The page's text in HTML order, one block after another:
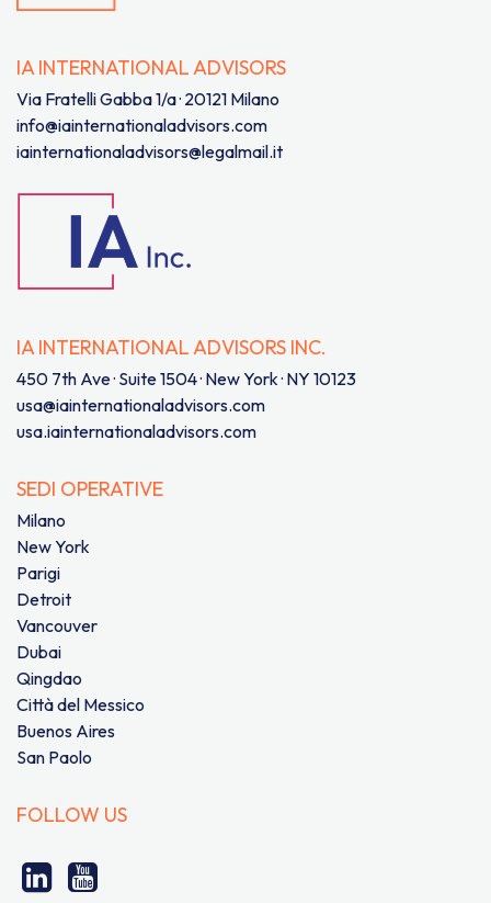
IA INTERNATIONAL ADVISORS
Via Fratelli Gabba 1/a · 20121 Milano
info@iainternationaladvisors.com
iainternationaladvisors@legalmail.it
IA INTERNATIONAL ADVISORS INC.
450 7th Ave · Suite 1504 · New York · NY 10123
usa@iainternationaladvisors.com
usa.iainternationaladvisors.com
SEDI OPERATIVE
Milano
New York
Parigi
Detroit
Vancouver
Dubai
Qingdao
Città del Messico
Buenos Aires
San Paolo
FOLLOW US